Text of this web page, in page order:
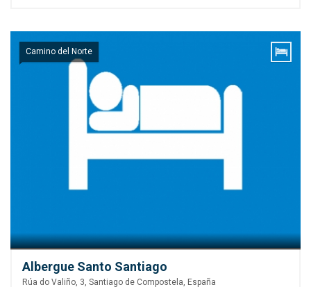
Camino del Norte
Albergue Santo Santiago
Rúa do Valiño, 3, Santiago de Compostela, España